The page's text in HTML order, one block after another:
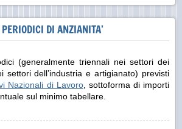
DI ANZIANITA’
(generalmente triennali nei settori dei
settori dell’industria e artigianato) previsti
Nazionali di Lavoro, sottoforma di importi
sul minimo tabellare.